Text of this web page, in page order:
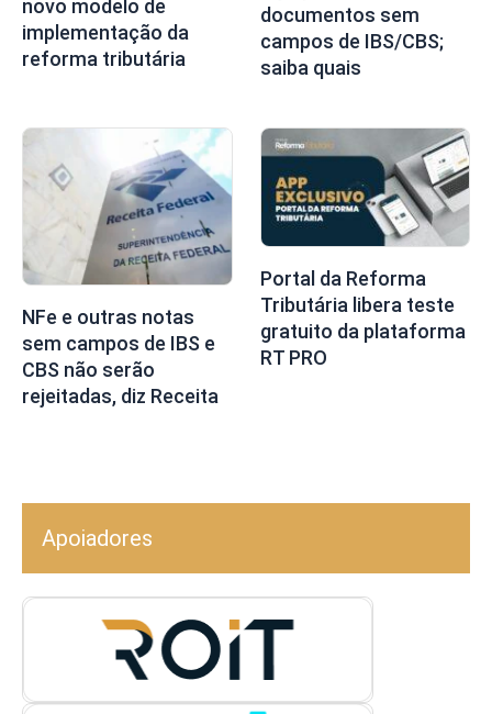
novo modelo de
implementação da
reforma tributária
documentos sem
campos de IBS/CBS;
saiba quais
NFe e outras notas
sem campos de IBS e
CBS não serão
rejeitadas, diz Receita
Portal da Reforma
Tributária libera teste
gratuito da plataforma
RT PRO
Apoiadores